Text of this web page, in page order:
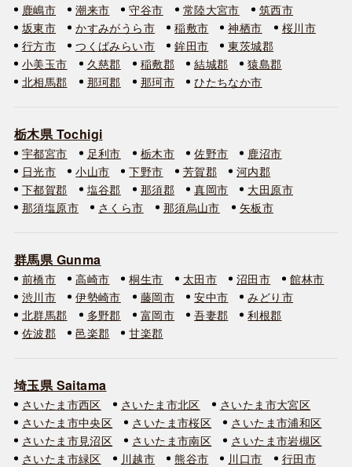
鹿嶋市
潮来市 守谷市 常陸大宮市
筑西市
坂東市
かすみがうら市 稲敷市 神栖市
桜川市
行方市
つくばみらい市 鉾田市
東茨城郡
小美玉市
久慈郡 稲敷郡 結城郡
猿島郡
北相馬郡
那珂郡 那珂市 ひたちなか市
栃木県 Tochigi
宇都宮市 足利市 栃木市 佐野市
鹿沼市
日光市
小山市 下野市 芳賀郡
河内郡
下都賀郡
塩谷郡 那須郡 真岡市
大田原市
那須塩原市
さくら市 那須烏山市 矢板市
群馬県 Gunma
前橋市 高崎市 桐生市 太田市 沼田市
館林市
渋川市
伊勢崎市 藤岡市 安中市
みどり市
北群馬郡
多野郡 富岡市 吾妻郡
利根郡
佐波郡
邑楽郡 甘楽郡
埼玉県 Saitama
さいたま市西区 さいたま市北区
さいたま市大宮区
さいたま市中央区
さいたま市桜区
さいたま市浦和区
さいたま市見沼区
さいたま市南区
さいたま市岩槻区
さいたま市緑区
川越市 熊谷市 川口市
行田市